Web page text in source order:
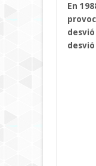
En